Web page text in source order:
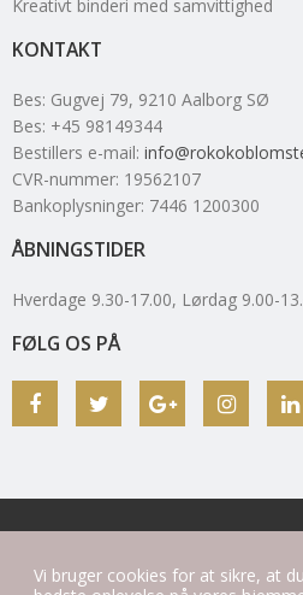
Vi bruger cookies for at sikre, at
Kreativt binderi med samvittighed
KONTAKT
Bes: Gugvej 79, 9210 Aalborg SØ
Bes: +45 98149344
Bestillers e-mail:
CVR-nummer: 19562107
Bankoplysninger: 7446 1200300
ÅBNINGSTIDER
Hverdage 9.30-17.00, Lørdag 9.00-
FØLG OS PÅ